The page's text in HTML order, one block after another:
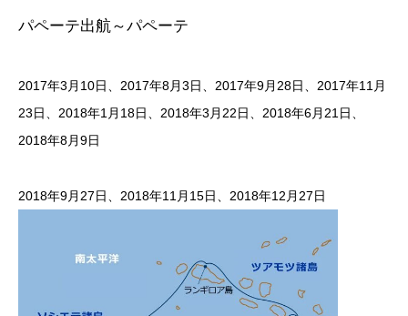
パペーテ出航～パペーテ
2017年3月10日、2017年8月3日、2017年9月28日、​2017年11月
23日、2018年1月18日、​2018年3月22日、​2018年6月21日、
2018年8月9日
2018年9月27日、2018年11月15日、​2018年12月27日